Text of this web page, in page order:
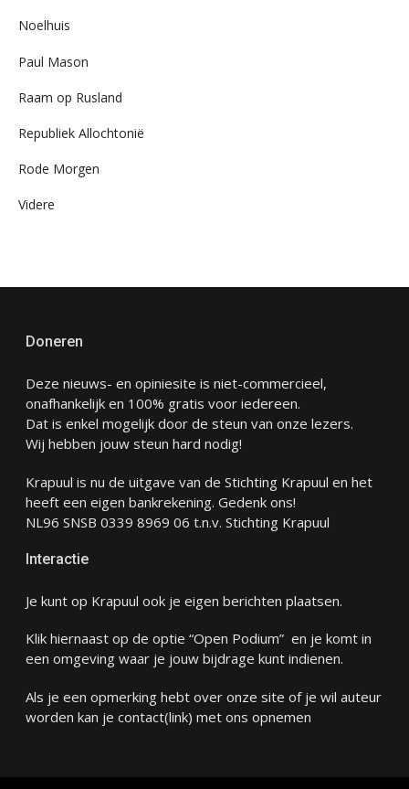
Noelhuis
Paul Mason
Raam op Rusland
Republiek Allochtonië
Rode Morgen
Videre
Doneren
Deze nieuws- en opiniesite is niet-commercieel,
onafhankelijk en 100% gratis voor iedereen.
Dat is enkel mogelijk door de steun van onze lezers.
Wij hebben jouw steun hard nodig!
Krapuul is nu de uitgave van de Stichting Krapuul en het
heeft een eigen bankrekening. Gedenk ons!
NL96 SNSB 0339 8969 06 t.n.v. Stichting Krapuul
Interactie
Je kunt op Krapuul ook je eigen berichten plaatsen.
Klik hiernaast op de optie “Open Podium” en je komt in
een omgeving waar je jouw bijdrage kunt indienen.
Als je een opmerking hebt over onze site of je wil auteur
worden kan je contact(link) met ons opnemen